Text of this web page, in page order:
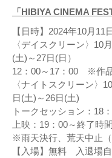
「HIBIYA CINEMA
【日時】2024年10月11
〈デイスクリーン〉10
(土)～27日(日）
12：00～17：00 ※作
〈ナイトスクリーン〉
日(土)～26日(土)
トークセッション：18
上映：19：00～終了時
※雨天決行、荒天中止
【入場】無料 入退場